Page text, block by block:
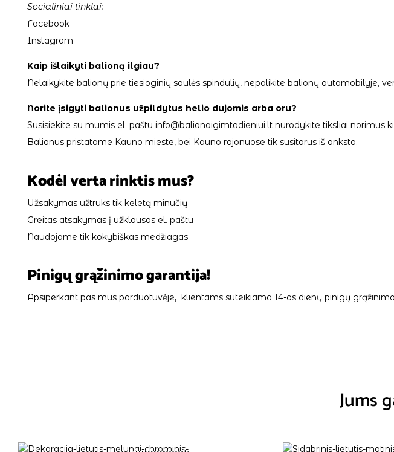
Socialiniai tinklai:
Facebook
Instagram
Kaip išlaikyti balioną ilgiau?
Nelaikykite balionų prie tiesioginių saulės spindulių, nepalikite balionų automobilyje,
Norite įsigyti balionus užpildytus helio dujomis arba oru?
Susisiekite su mumis el. paštu info@balionaigimtadieniui.lt nurodykite tiksliai norimus
Balionus pristatome Kauno mieste, bei Kauno rajonuose tik susitarus iš anksto.
Kodėl verta rinktis mus?
Užsakymas užtruks tik keletą minučių
Greitas atsakymas į užklausas el. paštu
Naudojame tik kokybiškas medžiagas
Pinigų grąžinimo garantija!
Apsiperkant pas mus parduotuvėje, klientams suteikiama 14-os dienų pinigų
Jums